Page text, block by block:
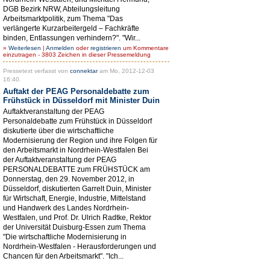
DGB Bezirk NRW, Abteilungsleitung
Arbeitsmarktpolitik, zum Thema "Das
verlängerte Kurzarbeitergeld – Fachkräfte
binden, Entlassungen verhindern?". "Wir...
» Weiterlesen | Anmelden oderregistrieren um Kommentare
einzutragen - 3803 Zeichen in dieser Pressemeldung
Pressetext verfasst von connektaram Mo, 2012-12-03
16:40.
Auftakt der PEAG Personaldebatte zum
Frühstück in Düsseldorf mit Minister Duin
Auftaktveranstaltung der PEAG
Personaldebatte zum Frühstück in Düsseldorf
diskutierte über die wirtschaftliche
Modernisierung der Region und ihre Folgen für
den Arbeitsmarkt in Nordrhein-Westfalen Bei
der Auftaktveranstaltung der PEAG
PERSONALDEBATTE zum FRÜHSTÜCK am
Donnerstag, den 29. November 2012, in
Düsseldorf, diskutierten Garrelt Duin, Minister
für Wirtschaft, Energie, Industrie, Mittelstand
und Handwerk des Landes Nordrhein-
Westfalen, und Prof. Dr. Ulrich Radtke, Rektor
der Universität Duisburg-Essen zum Thema
"Die wirtschaftliche Modernisierung in
Nordrhein-Westfalen - Herausforderungen und
Chancen für den Arbeitsmarkt". "Ich...